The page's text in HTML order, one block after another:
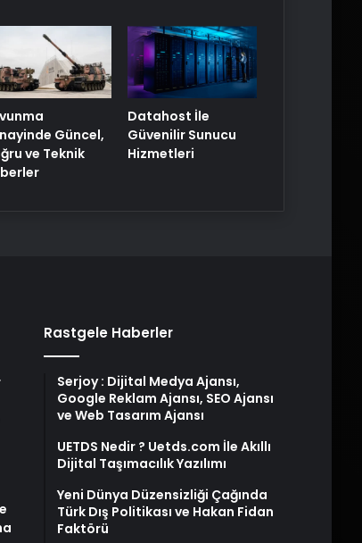
Güncel,
ve Teknik
Datahost İle
Güvenilir Sunucu
Hizmetleri
Rastgele Haberler
Serjoy : Dijital Medya Ajansı,
Google Reklam Ajansı, SEO Ajansı
ve Web Tasarım Ajansı
UETDS Nedir ? Uetds.com İle Akıllı
Dijital Taşımacılık Yazılımı
Yeni Dünya Düzensizliği Çağında
Türk Dış Politikası ve Hakan Fidan
Faktörü